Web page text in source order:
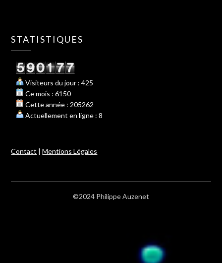
STATISTIQUES
Visiteurs du jour : 425
Ce mois : 6150
Cette année : 205262
Actuellement en ligne : 8
Contact |Mentions Légales
©2024 Philippe Auzenet